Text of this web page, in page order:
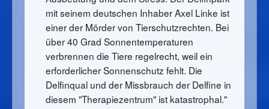
mit seinem deutschen Inhaber Axel Linke ist
einer der Mörder von Tierschutzrechten. Bei
über 40 Grad Sonnentemperaturen
verbrennen die Tiere regelrecht, weil ein
erforderlicher Sonnenschutz fehlt. Die
Delfinqual und der Missbrauch der Delfine in
diesem "Therapiezentrum" ist katastrophal."